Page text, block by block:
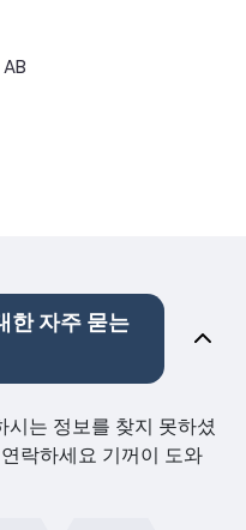
자주 묻는
시는 정보를 찾지 못하셨
락하세요 기꺼이 도와